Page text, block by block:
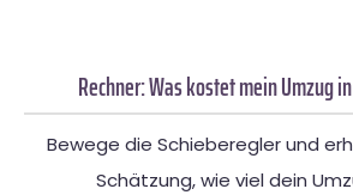
Rechner: Was kostet mein Umzug
Bewege die Schieberegler und
Schätzung, wie viel dein